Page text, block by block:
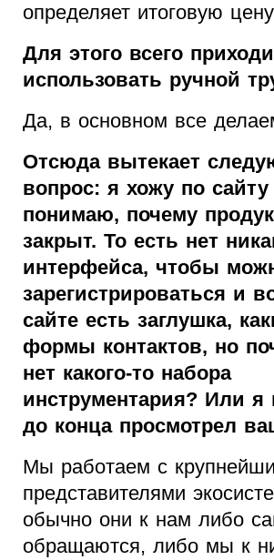
определяет итоговую
Для этого всего
использовать ручной
Да, в основном все
Отсюда вытекает
вопрос: я хожу по
понимаю, почему
закрыт. То есть нет
интерфейса, чтобы
зарегистрироваться и
сайте есть заглушка,
формы контактов, но
нет какого-то набора
инструментария? Или я
до конца просмотрел
Мы работаем с
представителями
обычно они к нам либо
обращаются, либо мы к